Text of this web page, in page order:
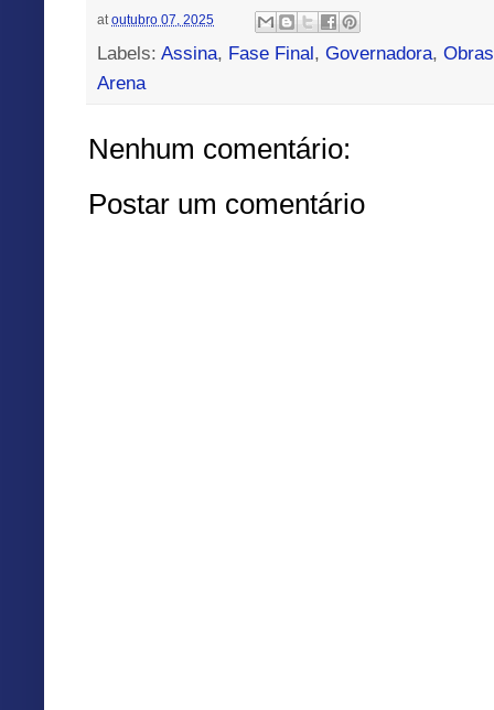
at outubro 07, 2025
Labels: Assina, Fase Final, Governadora, Obras
Arena
Nenhum comentário:
Postar um comentário